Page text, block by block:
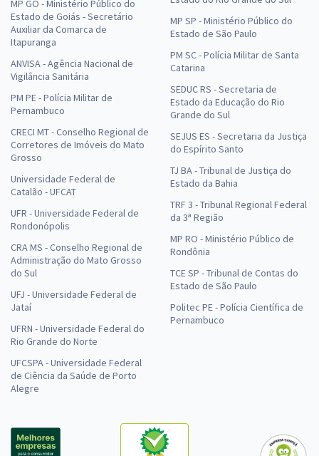
MP GO - Ministério Público do
Estado de Goiás - Secretário
Auxiliar da Comarca de
Itapuranga
ANVISA - Agência Nacional de
Vigilância Sanitária
PM PE - Polícia Militar de
Pernambuco
CRECI MT - Conselho Regional de
Corretores de Imóveis do Mato
Grosso
Universidade Federal de
Catalão - UFCAT
UFR - Universidade Federal de
Rondonópolis
CRA MS - Conselho Regional de
Administração do Mato Grosso
do Sul
UFJ - Universidade Federal de
Jataí
UFRN - Universidade Federal do
Rio Grande do Norte
UFCSPA - Universidade Federal
de Ciência da Saúde de Porto
Alegre
MP SP - Ministério Público do
Estado de São Paulo
PM SC - Polícia Militar de Santa
Catarina
SEDUC RS - Secretaria de
Estado da Educação do Rio
Grande do Sul
SEJUS ES - Secretaria da Justiça
do Espírito Santo
TJ BA - Tribunal de Justiça do
Estado da Bahia
TRF 3 - Tribunal Regional Federal
da 3ª Região
MP RO - Ministério Público de
Rondônia
TCE SP - Tribunal de Contas do
Estado de São Paulo
Politec PE - Polícia Científica de
Pernambuco